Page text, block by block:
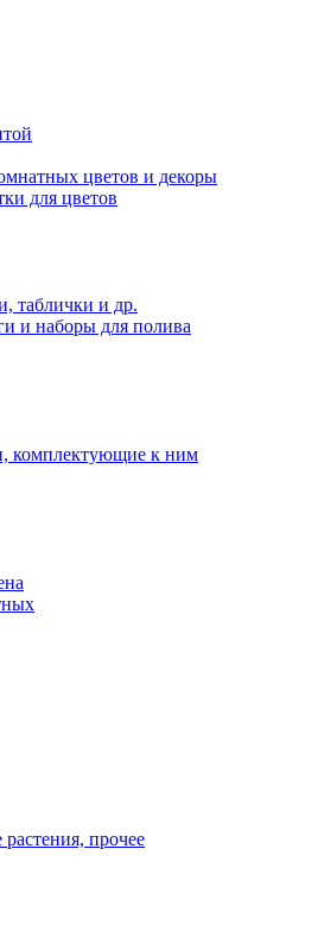
цветов и декоры
для цветов
таблички и др.
и наборы для полива
комплектующие к ним
прочее